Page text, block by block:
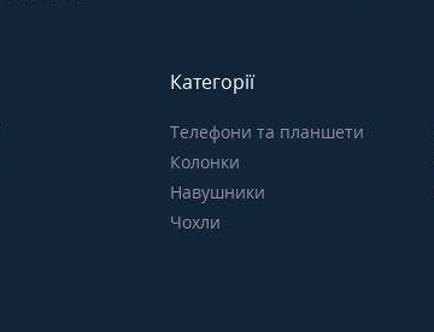
Категорії
Телефони та планшети
Колонки
Навушники
Чохли